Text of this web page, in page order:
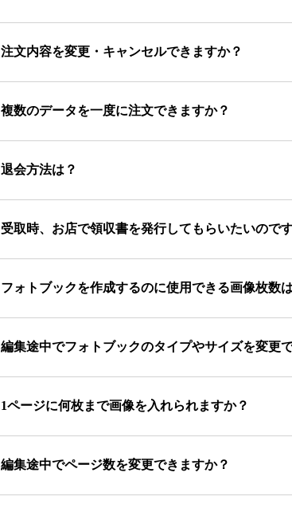
注文内容を変更・キャンセルできますか？
複数のデータを一度に注文できますか？
退会方法は？
受取時、お店で領収書を発行してもらいたいので
フォトブックを作成するのに使用できる画像枚数
編集途中でフォトブックのタイプやサイズを変更
1ページに何枚まで画像を入れられますか？
編集途中でページ数を変更できますか？